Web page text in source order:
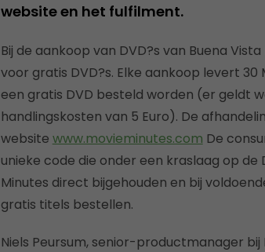
website en het fulfilment.
Bij de aankoop van DVD?s van Buena
voor gratis DVD?s. Elke aankoop levert
een gratis DVD besteld worden (er geldt
handlingskosten van 5 Euro). De
website www.movieminutes.com De
unieke code die onder een kraslaag op de
Minutes direct bijgehouden en bij
gratis titels bestellen.
Niels Peursum, senior-productmanager